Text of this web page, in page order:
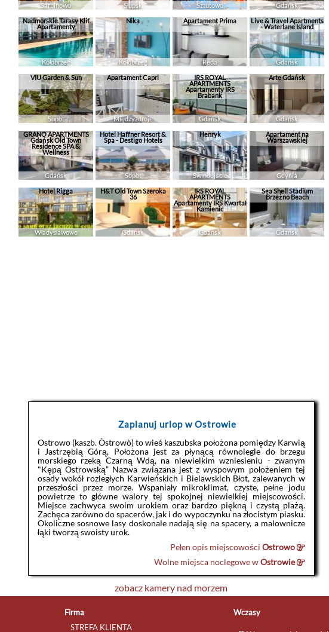
Sarbinowo Słupsk Sztutowo
Gdańsk
Nadmorskie Tarasy Klif
Apartamenty
Kołobrzeg
Nika
Kołobrzeg
Apartament Prima
Reda
Live & Travel Apartments
- Waterlane Island
Gdańsk
VIU Garden & Sun
Sopot
Apartament Capri
Międzyzdroje
IRS ROYAL
APARTMENTS
Apartamenty IRS
Brabank
Gdańsk
Arte Gdańsk
Gdańsk
GRANO APARTMENTS
Gdańsk Old Town
Residence SPA &
Wellness
Gdańsk
Hotel Haffner Resort &
Spa - Destigo Hotels
Sopot
Henryk
Świnoujście
Apartament na
Warszawskiej
Gdynia
Hotel Rigga
Władysławowo
H&T Old Town Szeroka
36
Gdańsk
IRS ROYAL
APARTMENTS
Apartamenty IRS Kwartał
Kamienic
Gdańsk
Sea Shell Stadium
Brzeźno Beach
Gdańsk
Zaplanuj urlop w Ostrowie
Ostrowo (kaszb. Òstrowò) to wieś kaszubska położona pomiędzy Karwią
i Jastrzębią Górą, Położona jest za płynącą równolegle do brzegu
morskiego rzeką Czarną Wdą, na niewielkim wzniesieniu - zwanym
"Kępą Ostrowską” Nazwa związana jest z wyspowym położeniem tej
osady wokół rozległych Karwieńskich i Bielawskich Błot, zalewanych w
przeszłości przez morze. Wspaniały mikroklimat, czyste, pełne jodu
powietrze to główne walory tej spokojnej niewielkiej miejscowości.
Miejsce zachwyca swoim urokiem oraz bardzo piękną i czystą plażą.
Zachęca zarówno do spacerów, jak i do wypoczynku na złocistym piasku.
Okoliczne sosnowe lasy doskonale nadają się na spacery, a malownicze
łąki tworzą swoisty urok.
Pełen opis miejscowości Ostrowo
Wolne miejsca noclegowe wOstrowie
zobacz kamery nad morzem
Firma
STREFA KLIENTA
Wczasy